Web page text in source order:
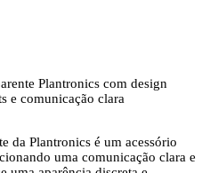
Plantronics com design
e comunicação clara
da Plantronics é um acessório
uma comunicação clara e